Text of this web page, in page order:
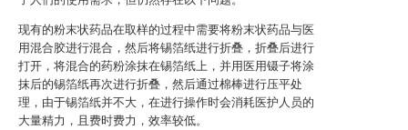
现有的粉末状药品在取样的过程中需要将粉末状药品与医
用混合胶进行混合，然后将锡箔纸进行折叠，折叠后进行
打开，将混合的药粉涂抹在锡箔纸上，并用医用镊子将涂
抹后的锡箔纸再次进行折叠，然后通过棉棒进行压平处
理，由于锡箔纸并不大，在进行操作时会消耗医护人员的
大量精力，且费时费力，效率较低。